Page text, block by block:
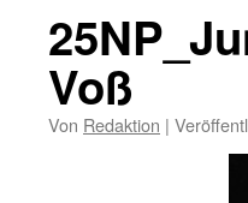
Voß
Von Redaktion |